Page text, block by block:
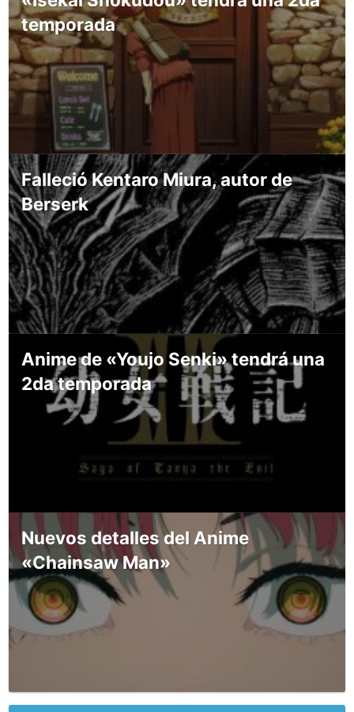
temporada
Falleció Kentaro Miura, autor de
Berserk
Anime de «Youjo Senki» tendrá una
2da temporada
Nuevos detalles del Anime
«Chainsaw Man»